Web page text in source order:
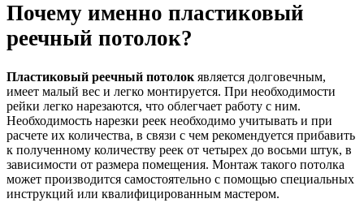
Почему именно пластиковый
реечный потолок?
Пластиковый реечный потолок является долговечным,
имеет малый вес и легко монтируется. При необходимости
рейки легко нарезаются, что облегчает работу с ним.
Необходимость нарезки реек необходимо учитывать и при
расчете их количества, в связи с чем рекомендуется прибавить
к полученному количеству реек от четырех до восьми штук, в
зависимости от размера помещения. Монтаж такого потолка
может производится самостоятельно с помощью специальных
инструкций или квалифицированным мастером.